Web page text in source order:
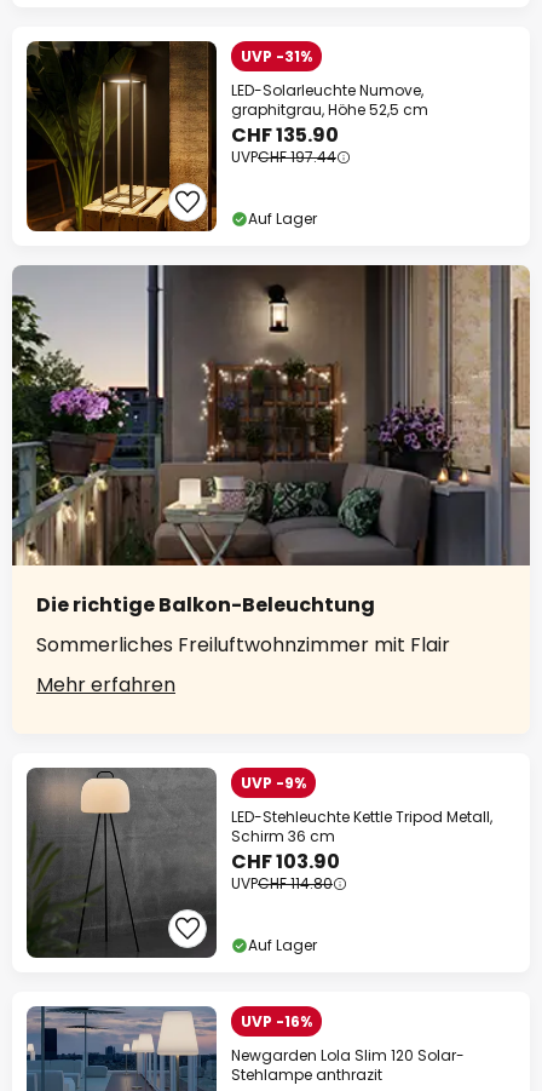
UVP -31%
LED-Solarleuchte Numove,
graphitgrau, Höhe 52,5 cm
CHF 135.90
UVPCHF 197.44
Auf Lager
Die richtige Balkon-Beleuchtung
Sommerliches Freiluftwohnzimmer mit Flair
Mehr erfahren
UVP -9%
LED-Stehleuchte Kettle Tripod Metall,
Schirm 36 cm
CHF 103.90
UVPCHF 114.80
Auf Lager
UVP -16%
Newgarden Lola Slim 120 Solar-
Stehlampe anthrazit